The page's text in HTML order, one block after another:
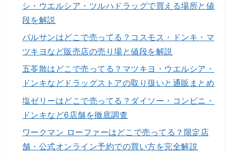
シ・ウエルシア・ツルハドラッグで買える場所と値
段を解説
バルサンはどこで売ってる？コスモス・ドンキ・マ
ツキヨなど販売店の売り場と値段を解説
五苓散はどこで売ってる？マツキヨ・ウエルシア・
ドンキなどドラッグストアの取り扱いと通販まとめ
塩ゼリーはどこで売ってる？ダイソー・コンビニ・
ドンキなど6店舗を徹底調査
ワークマン ローファーはどこで売ってる？限定店
舗・公式オンライン予約での買い方を完全解説